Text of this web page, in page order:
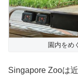
園内をめ
Singapore Zooは